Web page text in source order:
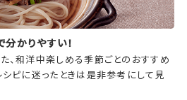
分かりやすい！
、和洋中楽しめる季節ごとのおすすめ
シピに迷ったときは是非参考にして見